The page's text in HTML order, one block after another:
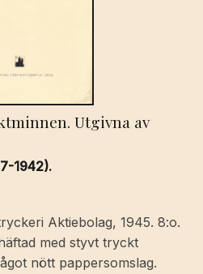
Utgivna av
1942).
Aktiebolag, 1945. 8:o.
med styvt tryckt
nött pappersomslag.